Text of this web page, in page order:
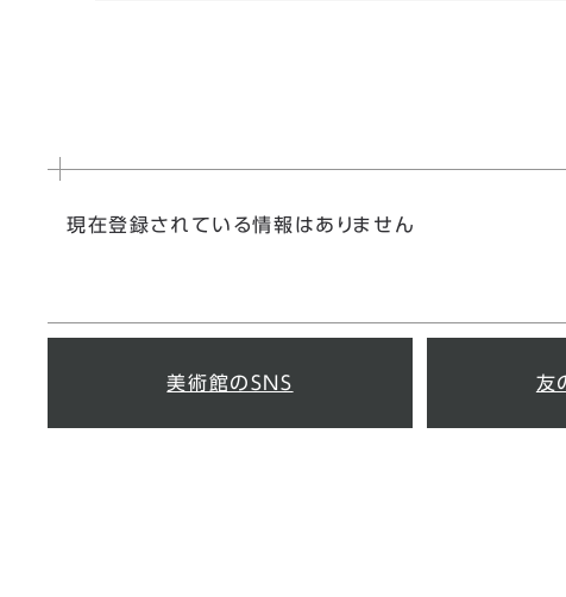
現在登録されている情報はありません
美術館のSNS 友